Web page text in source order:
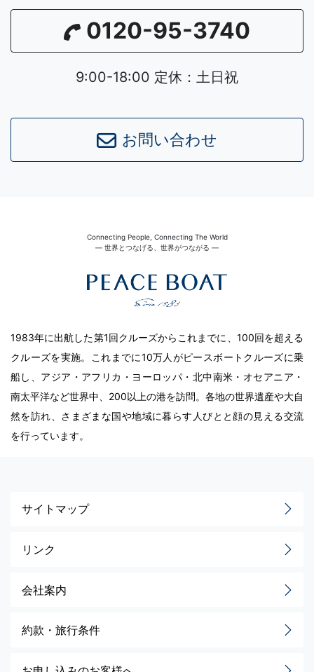
0120-95-3740
9:00-18:00 定休：土日祝
お問い合わせ
Connecting People, Connecting The World
― 世界とつなげる、世界がつながる ―
1983年に出航した第1回クルーズからこれまでに、100回を超える
クルーズを実施。これまでに10万人がピースボートクルーズに乗
船し、アジア・アフリカ・ヨーロッパ・北中南米・オセアニア・
南太平洋など世界中、200以上の港を訪問。各地の世界遺産や大自
然を訪れ、さまざまな国や地域に暮らす人びとと顔の見える交流
を行っています。
サイトマップ
リンク
会社案内
約款・旅行条件